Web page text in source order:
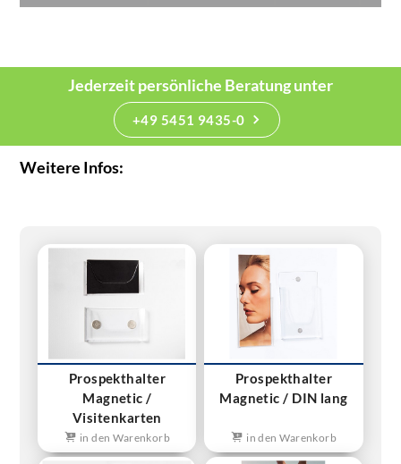
Jederzeit persönliche Beratung unter
+49 5451 9435-0
Weitere Infos:
Prospekthalter
Magnetic /
Visitenkarten
in den Warenkorb
Prospekthalter
Magnetic / DIN lang
in den Warenkorb